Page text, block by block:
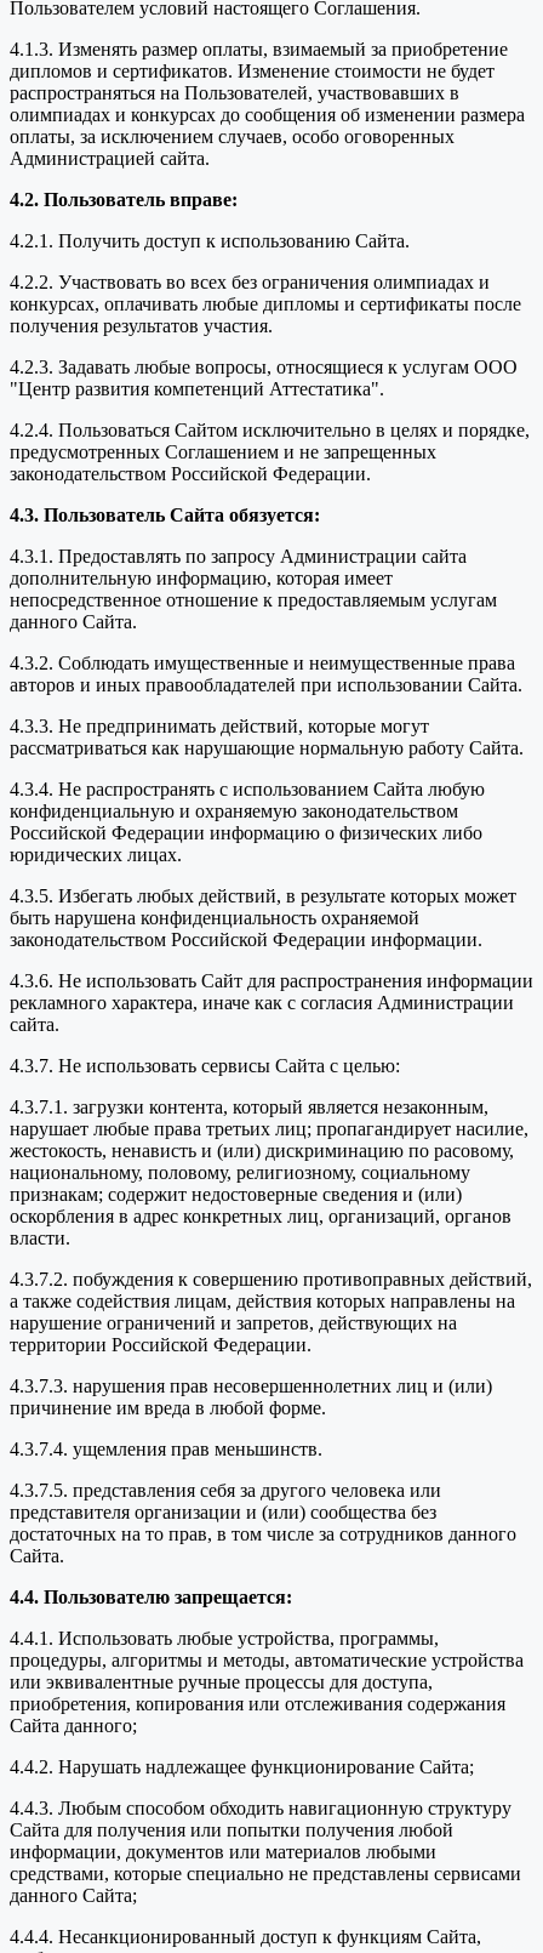
Пользователем условий настоящего Соглашения.
4.1.3. Изменять размер оплаты, взимаемый за приобретение
дипломов и сертификатов. Изменение стоимости не будет
распространяться на Пользователей, участвовавших в
олимпиадах и конкурсах до сообщения об изменении размера
оплаты, за исключением случаев, особо оговоренных
Администрацией сайта.
4.2. Пользователь вправе:
4.2.1. Получить доступ к использованию Сайта.
4.2.2. Участвовать во всех без ограничения олимпиадах и
конкурсах, оплачивать любые дипломы и сертификаты после
получения результатов участия.
4.2.3. Задавать любые вопросы, относящиеся к услугам ООО
"Центр развития компетенций Аттестатика".
4.2.4. Пользоваться Сайтом исключительно в целях и порядке,
предусмотренных Соглашением и не запрещенных
законодательством Российской Федерации.
4.3. Пользователь Сайта обязуется:
4.3.1. Предоставлять по запросу Администрации сайта
дополнительную информацию, которая имеет
непосредственное отношение к предоставляемым услугам
данного Сайта.
4.3.2. Соблюдать имущественные и неимущественные права
авторов и иных правообладателей при использовании Сайта.
4.3.3. Не предпринимать действий, которые могут
рассматриваться как нарушающие нормальную работу Сайта.
4.3.4. Не распространять с использованием Сайта любую
конфиденциальную и охраняемую законодательством
Российской Федерации информацию о физических либо
юридических лицах.
4.3.5. Избегать любых действий, в результате которых может
быть нарушена конфиденциальность охраняемой
законодательством Российской Федерации информации.
4.3.6. Не использовать Сайт для распространения информации
рекламного характера, иначе как с согласия Администрации
сайта.
4.3.7. Не использовать сервисы Сайта с целью:
4.3.7.1. загрузки контента, который является незаконным,
нарушает любые права третьих лиц; пропагандирует насилие,
жестокость, ненависть и (или) дискриминацию по расовому,
национальному, половому, религиозному, социальному
признакам; содержит недостоверные сведения и (или)
оскорбления в адрес конкретных лиц, организаций, органов
власти.
4.3.7.2. побуждения к совершению противоправных действий,
а также содействия лицам, действия которых направлены на
нарушение ограничений и запретов, действующих на
территории Российской Федерации.
4.3.7.3. нарушения прав несовершеннолетних лиц и (или)
причинение им вреда в любой форме.
4.3.7.4. ущемления прав меньшинств.
4.3.7.5. представления себя за другого человека или
представителя организации и (или) сообщества без
достаточных на то прав, в том числе за сотрудников данного
Сайта.
4.4. Пользователю запрещается:
4.4.1. Использовать любые устройства, программы,
процедуры, алгоритмы и методы, автоматические устройства
или эквивалентные ручные процессы для доступа,
приобретения, копирования или отслеживания содержания
Сайта данного;
4.4.2. Нарушать надлежащее функционирование Сайта;
4.4.3. Любым способом обходить навигационную структуру
Сайта для получения или попытки получения любой
информации, документов или материалов любыми
средствами, которые специально не представлены сервисами
данного Сайта;
4.4.4. Несанкционированный доступ к функциям Сайта,